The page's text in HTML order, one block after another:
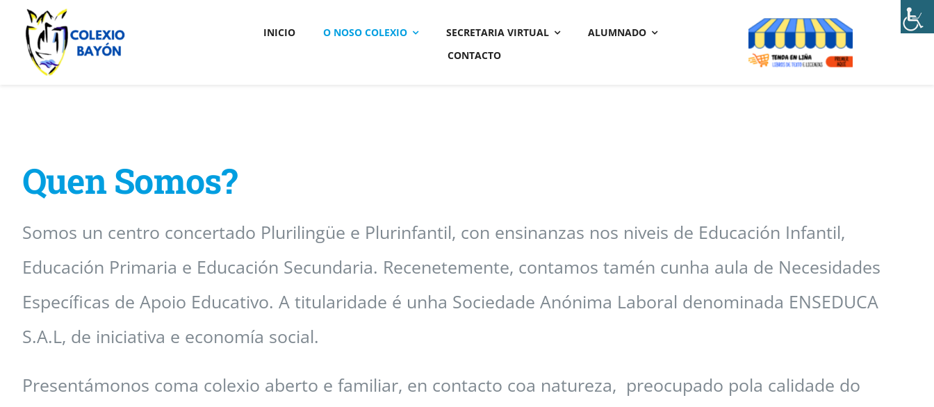
Skip
INICIO O NOSO COLEXIO SECRETARIA VIRTUAL
ALUMNADO
CONTACTO
Quen Somos?
Somos un centro concertado Plurilingüe e Plurinfantil, con ensinanzas nos niveis de Educación Infantil,
Educación Primaria e Educación Secundaria. Recenetemente, contamos tamén cunha aula de Necesidades
Específicas de Apoio Educativo. A titularidade é unha Sociedade Anónima Laboral denominada ENSEDUCA
S.A.L, de iniciativa e economía social.
Presentámonos coma colexio aberto e familiar, en contacto coa natureza, preocupado pola calidade do